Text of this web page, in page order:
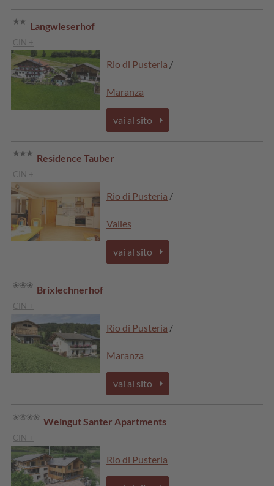
Langwieserhof
CIN +
Rio di Pusteria /
Maranza
vai al sito
Residence Tauber
CIN +
Rio di Pusteria /
Valles
vai al sito
Brixlechnerhof
CIN +
Rio di Pusteria /
Maranza
vai al sito
Weingut Santer Apartments
CIN +
Rio di Pusteria